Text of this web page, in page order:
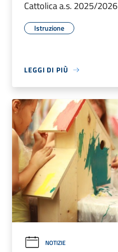
Cattolica a.s. 2025/2026
Istruzione
LEGGI DI PIÙ
NOTIZIE